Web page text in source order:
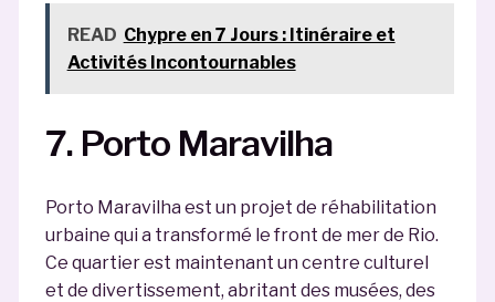
READ Chypre en 7 Jours : Itinéraire et
Activités Incontournables
7. Porto Maravilha
Porto Maravilha est un projet de réhabilitation
urbaine qui a transformé le front de mer de Rio.
Ce quartier est maintenant un centre culturel
et de divertissement, abritant des musées, des